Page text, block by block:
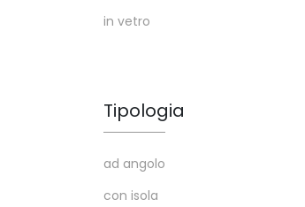
in vetro
Tipologia
ad angolo
con isola